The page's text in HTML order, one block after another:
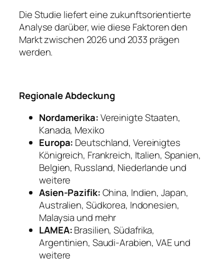
Die Studie liefert eine zukunftsorientierte
Analyse darüber, wie diese Faktoren den
Markt zwischen 2026 und 2033 prägen
werden.
Regionale Abdeckung
Nordamerika:Vereinigte Staaten,
Kanada, Mexiko
Europa: Deutschland, Vereinigtes
Königreich, Frankreich, Italien, Spanien,
Belgien, Russland, Niederlande und
weitere
Asien-Pazifik:China, Indien, Japan,
Australien, Südkorea, Indonesien,
Malaysia und mehr
LAMEA:Brasilien, Südafrika,
Argentinien, Saudi-Arabien, VAE und
weitere